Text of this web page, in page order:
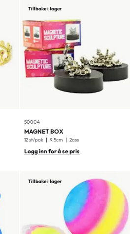
Tillbake i lager
50004
MAGNET BOX
12 st/pak 9,5cm 2ass
Logg inn for å se pris
Tillbake i lager